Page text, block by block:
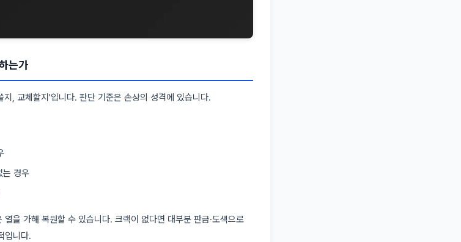
는가
, 교체할지'입니다. 판단 기준은 손상의 성격에 있습니다.
는 경우
을 가해 복원할 수 있습니다. 크랙이 없다면 대부분 판금·도색으로
입니다.